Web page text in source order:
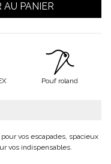
AU PANIER
Pouf roland
vos escapades, spacieux
vos indispensables.